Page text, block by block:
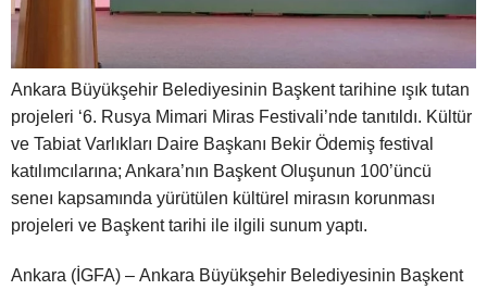
Ankara Büyükşehir Belediyesinin Başkent tarihine ışık tutan
projeleri ‘6. Rusya Mimari Miras Festivali’nde tanıtıldı. Kültür
ve Tabiat Varlıkları Daire Başkanı Bekir Ödemiş festival
katılımcılarına; Ankara’nın Başkent Oluşunun 100’üncü
seneı kapsamında yürütülen kültürel mirasın korunması
projeleri ve Başkent tarihi ile ilgili sunum yaptı.
Ankara (İGFA) – Ankara Büyükşehir Belediyesinin Başkent